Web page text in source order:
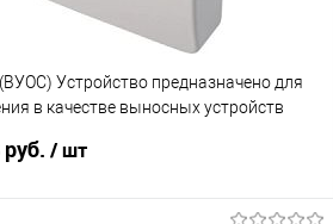
Устройство предназначено для
в качестве выносных устройств
/ шт